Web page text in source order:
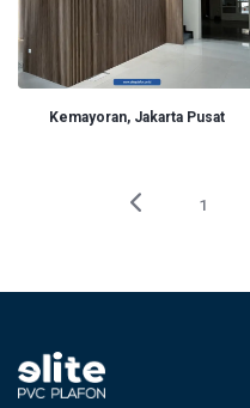
Kemayoran, Jakarta Pusat
1